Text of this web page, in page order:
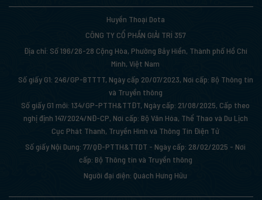
Huyền Thoại Dota
CÔNG TY CỔ PHẦN GIẢI TRÍ 357
Địa chỉ: Số 196/26-28 Cộng Hòa, Phường Bảy Hiền, Thành phố Hồ Chí
Minh, Việt Nam
Số giấy G1: 246/GP-BTTTT, Ngày cấp 20/07/2023, Nơi cấp: Bộ Thông tin
và Truyền thông
Số giấy G1 mới: 134/GP-PTTH&TTĐT, Ngày cấp: 21/08/2025, Cấp theo
nghị định 147/2024/NĐ-CP, Nơi cấp: Bộ Văn Hóa, Thể Thao và Du Lịch
Cục Phát Thanh, Truyền Hình và Thông Tin Điện Tử
Số giấy Nội Dung: 77/QĐ-PTTH&TTDT - Ngày cấp: 28/02/2025 - Nơi
cấp: Bộ Thông tin và Truyền thông
Người đại diện: Quách Hưng Hữu